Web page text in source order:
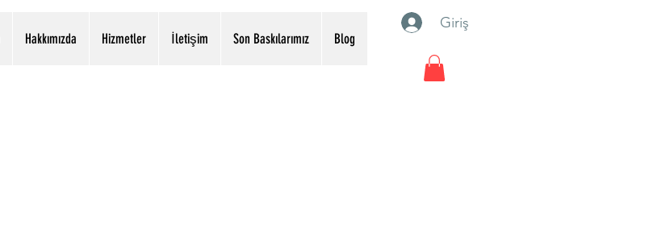
Hakkımızda Hizmetler İletişim Son Baskılarımız Blog
Giriş